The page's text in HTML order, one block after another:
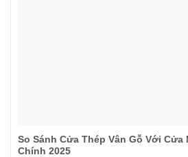
So Sánh Cửa Thép Vân Gỗ Với Cửa
Chính 2025